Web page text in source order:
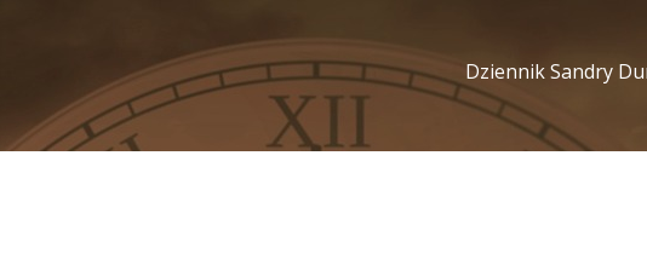
Dziennik Sandry